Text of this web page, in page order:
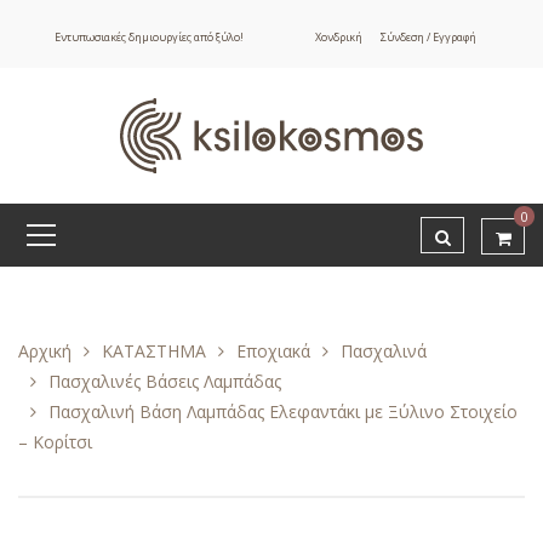
Εντυπωσιακές δημιουργίες από ξύλο! Χονδρική Σύνδεση / Εγγραφή
0
Αρχική ΚΑΤΑΣΤΗΜΑ Εποχιακά
Πασχαλινά
Πασχαλινές Βάσεις Λαμπάδας
Πασχαλινή Βάση Λαμπάδας Ελεφαντάκι με Ξύλινο Στοιχείο
– Κορίτσι